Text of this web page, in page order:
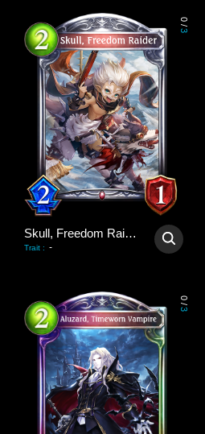
0
/
3
Skull, Freedom Raider
Trait : -
0
/
3